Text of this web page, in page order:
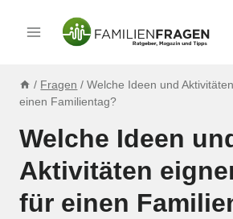
Inhalt
/ Fragen / Welche Ideen und
einen Familientag?
Welche Ideen
Aktivitäten
für einen